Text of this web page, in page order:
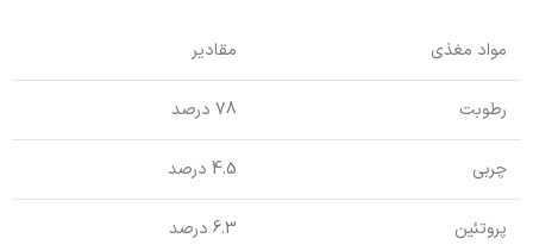
مواد مغذی مقادیر
رطوبت 78 درصد
چربی 4.5 درصد
پروتئین 6.3 درصد